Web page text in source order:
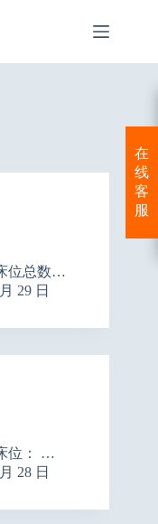
位总数…
29 日
位： …
28 日
在
线
客
服